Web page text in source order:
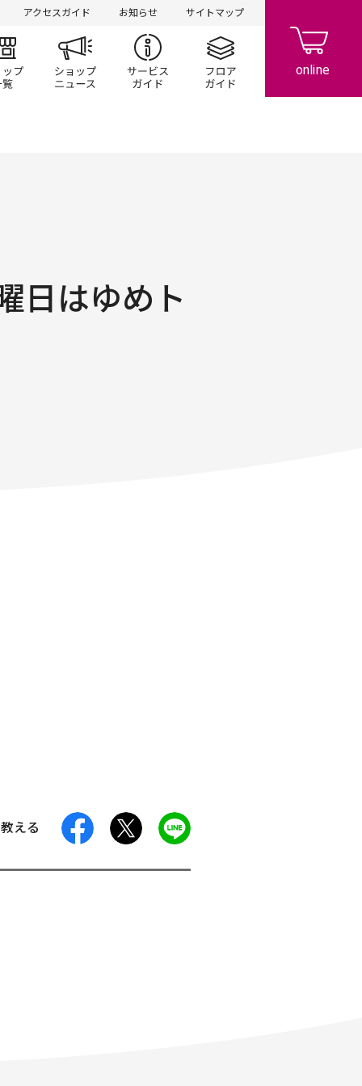
アクセスガイド お知らせ サイトマップ
/キャンペーン
ショップ一覧 ショップニュースサービスガイドフロアガイド
日はゆめト
える facebook